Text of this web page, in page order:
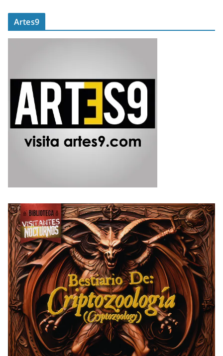
Artes9